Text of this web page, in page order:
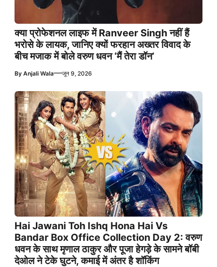
क्या प्रोफेशनल लाइफ में Ranveer Singh नहीं हैं
भरोसे के लायक, जानिए क्यों फरहान अख्तर विवाद के
बीच मजाक में बोले वरुण धवन ‘मैं तेरा डॉन’
By Anjali Wala—जून 9, 2026
Hai Jawani Toh Ishq Hona Hai Vs
Bandar Box Office Collection Day 2: वरुण
धवन के साथ मृणाल ठाकुर और पूजा हेगड़े के सामने बॉबी
देओल ने टेके घुटने, कमाई में अंतर है शॉकिंग